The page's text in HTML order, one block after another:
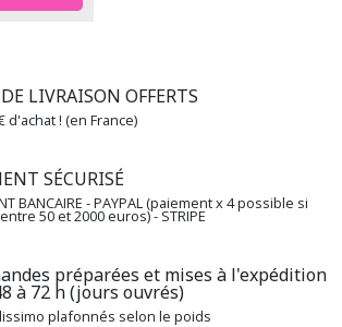
LIVRAISON OFFERTS
d'achat ! (en France)
SÉCURISÉ
BANCAIRE - PAYPAL (paiement x 4 possible si
50 et 2000 euros) - STRIPE
préparées et mises à l'expédition
à 72 h (jours ouvrés)
plafonnés selon le poids